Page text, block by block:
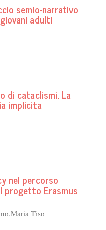
semio-narrativo
adulti
di cataclismi. La
implicita
nel percorso
progetto Erasmus
Tiso